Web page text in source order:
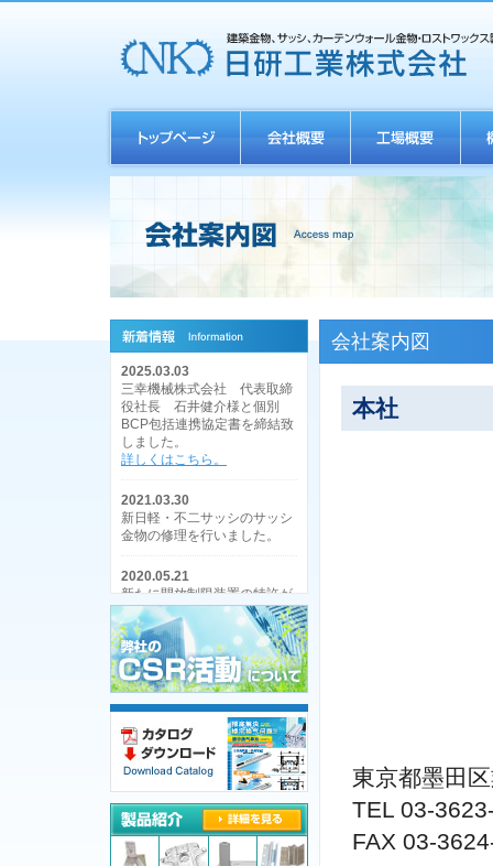
2025.03.03
三幸機械株式会社 代表取締
役社長 石井健介様と個別
BCP包括連携協定書を締結致
しました。
詳しくはこちら。
2021.03.30
新日軽・不二サッシのサッシ
金物の修理を行いました。
2020.05.21
新たに開放制限装置の特許が
登録されました。[登録番号
6666618号]
2013.09.28
開放制限付き面付け調整器の
特許を取得しました。[登録番
2012.01.18
新製品：開放制限付き面付け
た。
2011.08.12
会社案内図
本社
東京都墨田
TEL 03-
FAX 03-